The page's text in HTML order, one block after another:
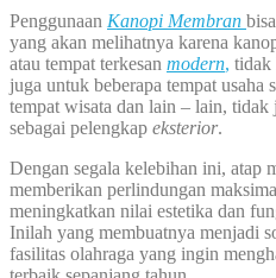
Penggunaan Kanopi Membran
yang akan melihatnya karena
atau tempat terkesan modern, tidak
juga untuk beberapa tempat usaha
tempat wisata dan lain – lain,
sebagai pelengkap eksterior.
Dengan segala kelebihan ini, atap
memberikan perlindungan
meningkatkan nilai estetika dan
Inilah yang membuatnya menjadi
fasilitas olahraga yang ingin